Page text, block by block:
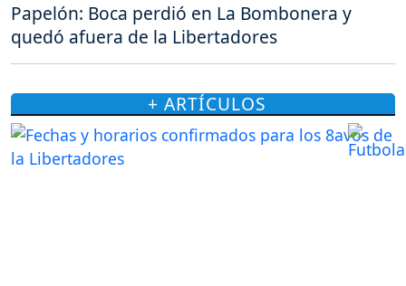
Papelón: Boca perdió en La Bombonera y
quedó afuera de la Libertadores
+ ARTÍCULOS